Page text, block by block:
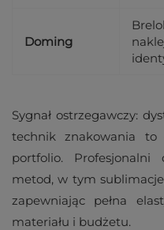
Doming
Sygnał ostrzegawczy:
technik znakowania to
portfolio.
metod, w tym
zapewniając pełna
materiału i budżetu.